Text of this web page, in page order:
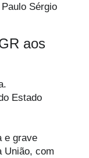
Sérgio
aos
Estado
e grave
União, com